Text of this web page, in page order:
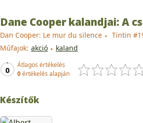
Dane Cooper kalandjai: A
Dan Cooper: Le mur du silence Tintin
Műfajok: akció kaland
0
Átlagos értékelés
0értékelés alapján
Készítők